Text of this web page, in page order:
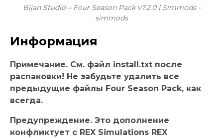
Bijan Studio – Four Season Pack v7.2.0 | Simmods -
simmods
Информация
Примечание. См. файл install.txt после
распаковки! Не забудьте удалить все
предыдущие файлы Four Season Pack, как
всегда.
Предупреждение. Это дополнение
конфликтует с REX Simulations REX